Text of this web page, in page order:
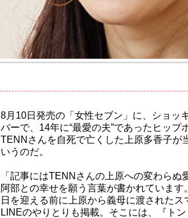
8月10日発売の「女性セブン」に、ショッ
バーで、14年に“最愛の夫”であったヒップ
TENNさんを自死で亡くした上原多香子が
いうのだ。
「記事にはTENNさんの上原への変わら
阿部との幸せを願う言葉が書かれていま
日を迎える前に上原から義母に渡された
LINEのやりとりも掲載。そこには、『ト